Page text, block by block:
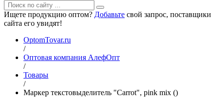
Ищете продукцию оптом? Добавьте свой запрос, поставщики
сайта его увидят!
OptomTovar.ru
/
Оптовая компания АлефОпт
/
Товары
/
Маркер текстовыделитель "Carrot", pink mix ()